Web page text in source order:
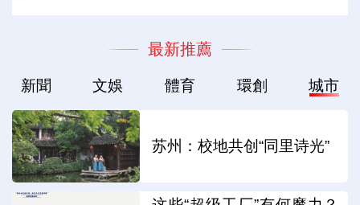
最新推薦
新聞 文娛 體育 環創 城市
苏州：校地共创“同里诗光”